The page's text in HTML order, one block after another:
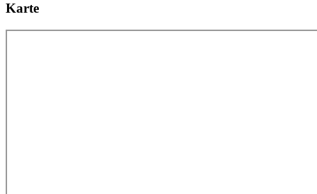
Karte